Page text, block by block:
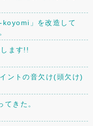
」を改造して
ます!!
ントの音欠け(頭欠け)
きた。